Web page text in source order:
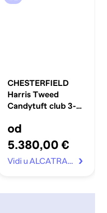
CHESTERFIELD
Harris Tweed
Candytuft club 3-
od
5.380,00 €
Vidi u ALCATRAZ.hr